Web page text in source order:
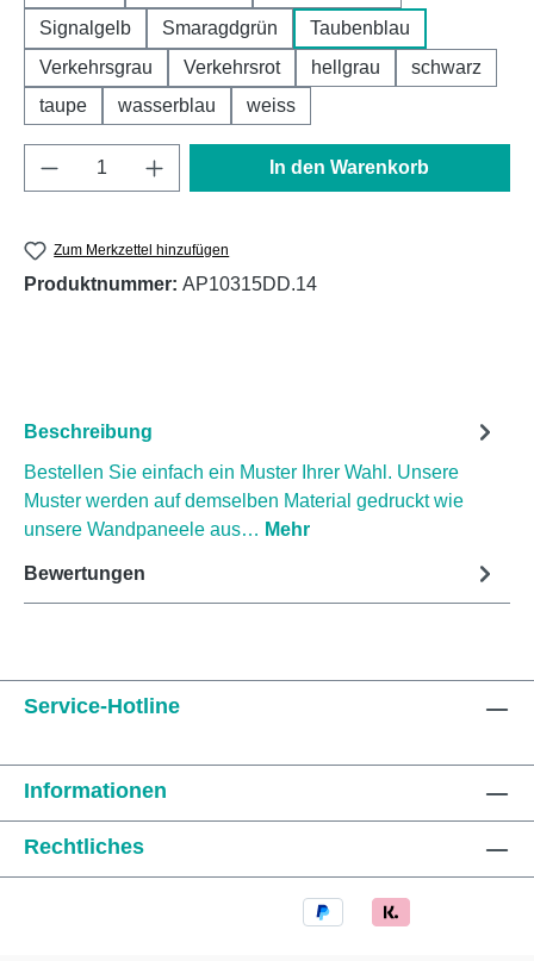
Signalgelb
Smaragdgrün
Taubenblau
Verkehrsgrau
Verkehrsrot hellgrau
schwarz
taupe
wasserblau weiss
Produkt Anzahl: Gib den gewünschten
In den Warenkorb
Zum Merkzettel hinzufügen
Produktnummer: AP10315DD.14
Beschreibung
Bestellen Sie einfach ein Muster Ihrer Wahl. Unsere
Muster werden auf demselben Material gedruckt wie
unsere Wandpaneele aus… Mehr
Bewertungen
Service-Hotline
Informationen
Rechtliches